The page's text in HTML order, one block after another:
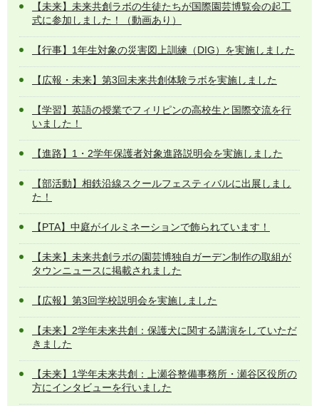
【未来】未来共創ラボの生徒たちが国際園芸博覧会の起工
式に参加しました！（動画あり）
【行事】1年生対象の災害図上訓練（DIG）を実施しました
【広報・未来】第3回未来共創体験ラボを実施しました
【学習】英語の授業でフィリピンの高校生と国際交流を行
いました！
【進路】1・2学年保護者対象進路説明会を実施しました
【部活動】相鉄沿線スクールフェスティバルに出展しまし
た！
【PTA】中庭がイルミネーションで飾られています！
【未来】未来共創ラボの園芸博独自ガーデン制作の取組が
タウンニュースに掲載されました
【広報】第3回学校説明会を実施しました
【未来】2学年未来共創：保護犬に関する講演をしていただ
きました
【未来】1学年未来共創：上瀬谷整備事務所・瀬谷区役所の
方にインタビューを行いました